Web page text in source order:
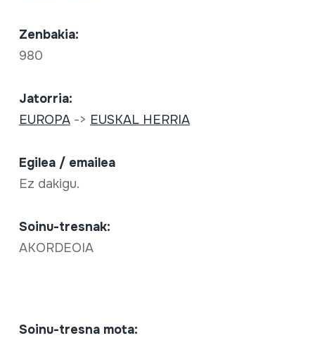
Zenbakia:
980
Jatorria:
EUROPA-> EUSKAL HERRIA
Egilea / emailea
Ez dakigu.
Soinu-tresnak:
AKORDEOIA
Soinu-tresna mota: